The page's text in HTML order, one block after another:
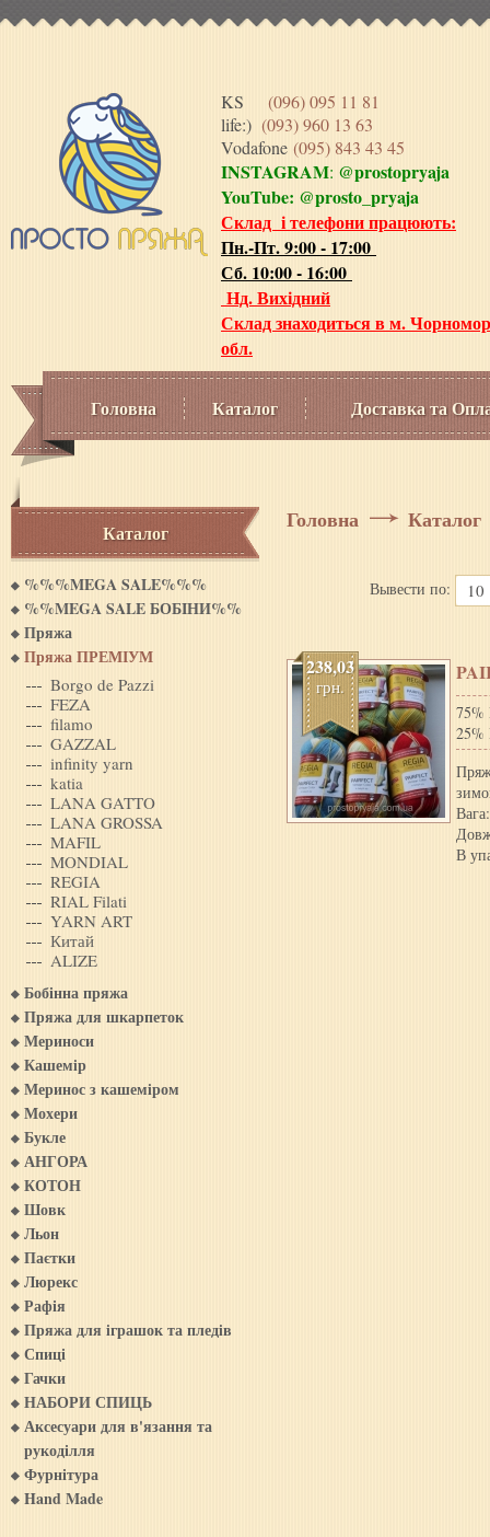
KS (096) 095 11 81
life:) (093) 960 13 63
Vodafone (095) 843 43 45
INSTAGRAM: @prostopryaja
YouTube: @prosto_pryaja
Склад і телефони працюють:
Пн.-Пт. 9:00 - 17:00
Сб. 10:00 - 16:00
Нд. Вихідний
Склад знаходиться в м.
обл.
Головна Каталог Доставка та
Каталог
%%%MEGA SALE%%%
%%MEGA SALE БОБIНИ%%
Пряжа
Пряжа ПРЕМІУМ
Borgo de Pazzi
FEZA
filamo
GAZZAL
infinity yarn
katia
LANA GATTO
LANA GROSSA
MAFIL
MONDIAL
REGIA
RIAL Filati
YARN ART
Китай
ALIZE
Бобінна пряжа
Пряжа для шкарпеток
Мериноси
Кашемiр
Меринос з кашемiром
Мохери
Букле
АНГОРА
КОТОН
Шовк
Льон
Паєтки
Люрекс
Рафія
Пряжа для iграшок та пледiв
Спиці
Гачки
НАБОРИ СПИЦЬ
Аксесуари для в'язання та
рукоділля
Фурнітура
Hand Made
Головна Каталог
Вывести по: 10
238,03
грн.
75%
В